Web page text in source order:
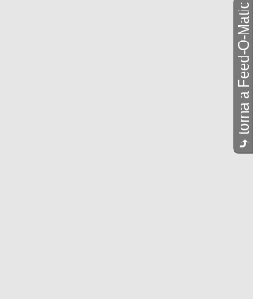
⤷
torna a Feed-O-Matic